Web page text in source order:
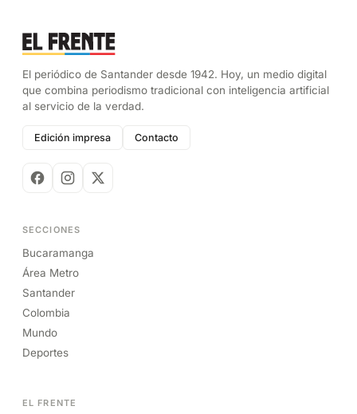
El periódico de Santander desde 1942. Hoy, un medio digital
que combina periodismo tradicional con inteligencia artificial
al servicio de la verdad.
Edición impresa Contacto
SECCIONES
Bucaramanga
Área Metro
Santander
Colombia
Mundo
Deportes
EL FRENTE